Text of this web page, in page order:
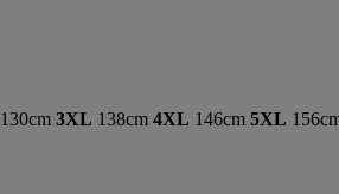
130cm 3XL 138cm 4XL 146cm 5XL